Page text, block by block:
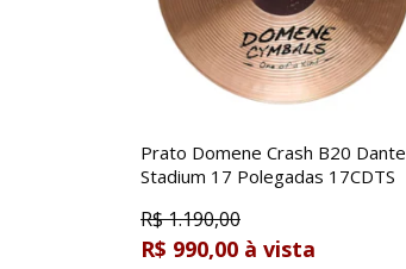
Prato Domene Crash B20 Dante
Stadium 17 Polegadas 17CDTS
R$1.190,00
R$ 990,00